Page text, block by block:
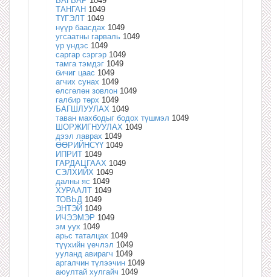
ТАНГАН 1049
ТҮГЭЛТ 1049
нүүр баасдах 1049
угсаатны гарваль 1049
үр үндэс 1049
саргар сэргэр 1049
тамга тэмдэг 1049
бичиг цаас 1049
агчих сунах 1049
өлсгөлөн зовлон 1049
галбир төрх 1049
БАГШЛУУЛАХ 1049
таван махбодыг бодох түшмэл 1049
ШОРЖИГНУУЛАХ 1049
дээл лаврах 1049
ӨӨРИЙНСҮҮ 1049
ИПРИТ 1049
ГАРДАЦГААХ 1049
СЭЛХИЙХ 1049
далны яс 1049
ХУРААЛТ 1049
ТОВЬД 1049
ЭНТЭЙ 1049
ИЧЭЭМЭР 1049
эм уух 1049
арьс таталцах 1049
түүхийн үечлэл 1049
ууланд авирагч 1049
аргалчин түлээчин 1049
аюултай хулгайч 1049